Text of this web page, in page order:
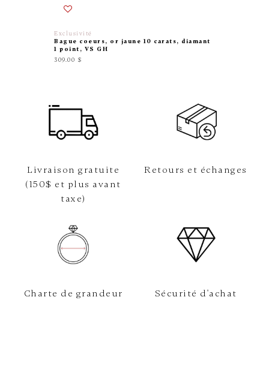
Exclusivité
Bague coeurs, or jaune 10 carats, diamant
1 point, VS GH
309.00 $
Livraison gratuite
(150$ et plus avant
taxe)
Retours et échanges
Charte de grandeur Sécurité d'achat